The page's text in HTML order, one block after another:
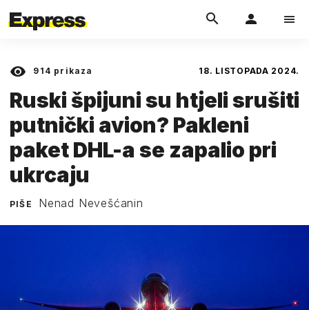
914 prikaza 18. LISTOPADA 2024.
Ruski špijuni su htjeli srušiti
putnički avion? Pakleni
paket DHL-a se zapalio pri
ukrcaju
PIŠE Nenad Nevešćanin